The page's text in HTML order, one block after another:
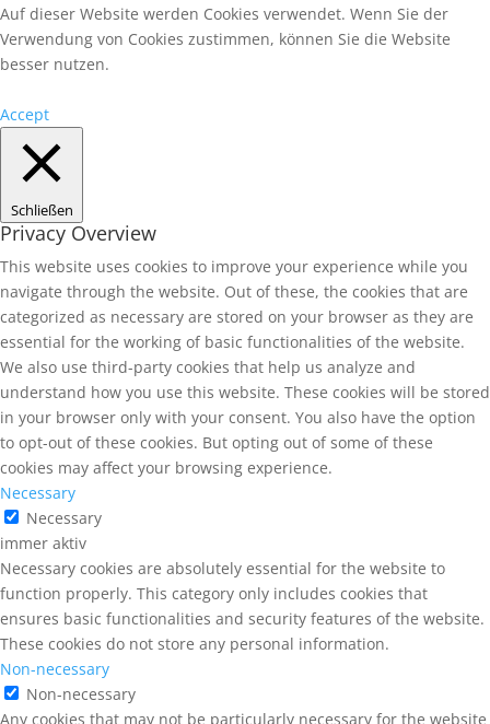
Auf dieser Website werden Cookies verwendet. Wenn Sie der
Verwendung von Cookies zustimmen, können Sie die Website
besser nutzen.
Accept
Schließen
Privacy Overview
This website uses cookies to improve your experience while you
navigate through the website. Out of these, the cookies that are
categorized as necessary are stored on your browser as they are
essential for the working of basic functionalities of the website.
We also use third-party cookies that help us analyze and
understand how you use this website. These cookies will be stored
in your browser only with your consent. You also have the option
to opt-out of these cookies. But opting out of some of these
cookies may affect your browsing experience.
Necessary
Necessary
immer aktiv
Necessary cookies are absolutely essential for the website to
function properly. This category only includes cookies that
ensures basic functionalities and security features of the website.
These cookies do not store any personal information.
Non-necessary
Non-necessary
Any cookies that may not be particularly necessary for the website